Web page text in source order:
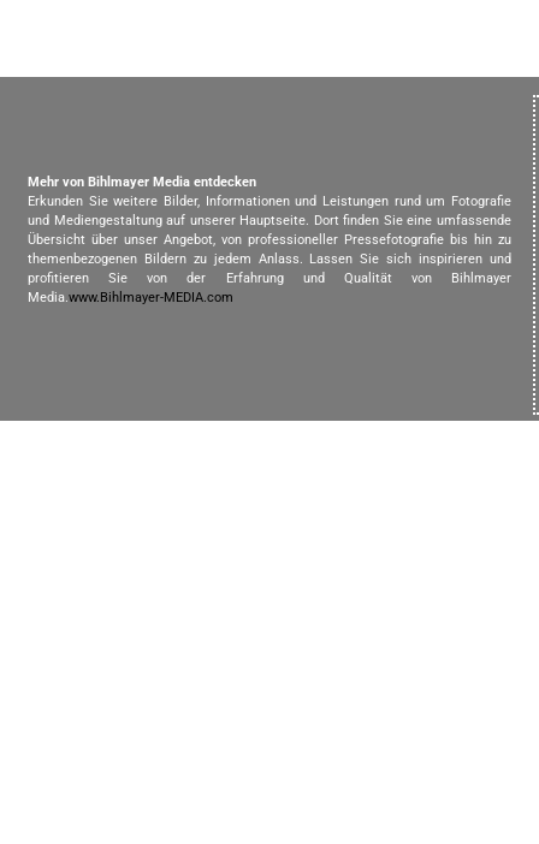
Mehr von Bihlmayer Media entdecken
Erkunden Sie weitere Bilder, Informationen und Leistungen rund um Fotografie
und Mediengestaltung auf unserer Hauptseite. Dort finden Sie eine umfassende
Übersicht über unser Angebot, von professioneller Pressefotografie bis hin zu
themenbezogenen Bildern zu jedem Anlass. Lassen Sie sich inspirieren und
profitieren Sie von der Erfahrung und Qualität von Bihlmayer
Media.www.Bihlmayer-MEDIA.com